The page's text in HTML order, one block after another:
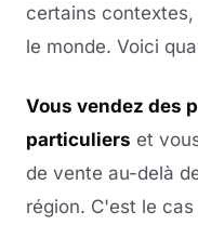
certains contextes,
le monde. Voici
Vous vendez des
particuliers et
de vente au-delà
région. C'est le cas